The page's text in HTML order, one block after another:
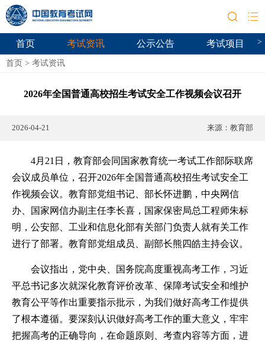
首页 考试资讯 公示公告 考试项目 >
首页 > 考试资讯
2026年全国普通高校招生考试安全工作视频会议召开
2026-04-21 来源： 教育部
4月21日，教育部会同国家教育统一考试工作部际联席
会议成员单位，召开2026年全国普通高校招生考试安全工
作视频会议。教育部党组书记、部长怀进鹏，中央网信
办、国家网信办副主任李长喜，国家保密局总工程师朱标
明，公安部、工业和信息化部有关部门负责人就有关工作
进行了部署。教育部党组成员、副部长熊四皓主持会议。
会议指出，党中央、国务院高度重视高考工作，习近
平总书记多次就深化教育评价改革、保障考试安全和维护
教育公平等作出重要指示批示，为我们做好高考工作提供
了根本遵循。要深刻认识做好高考工作的重大意义，牢牢
把握高考的正确导向，在命题原则、考查内容等方面，进